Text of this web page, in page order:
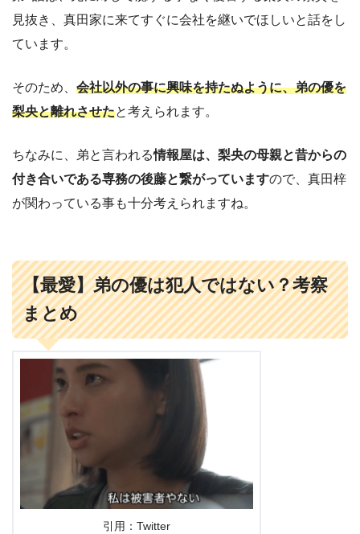
見抜き、真田家に来てすぐに会社を継いでほしいと話をし
ています。
そのため、 会社以外の事に興味を持たぬように、弟の優を
梨央と離れさせたと考えられます。
ちなみに、弟と言われる情報屋は、梨央の母親と昔からの
付き合いである専務の後藤と繋がっていますので、真田梓
が関わっている事も十分考えられますね。
【最愛】弟の優は犯人ではない？考察
まとめ
引用：Twitter